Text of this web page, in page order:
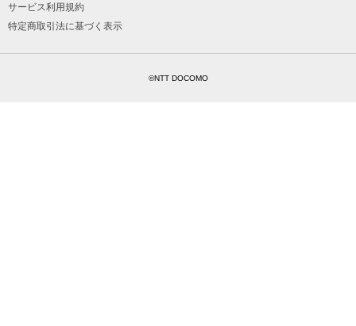
サービス利用規約
特定商取引法に基づく表示
©NTT DOCOMO